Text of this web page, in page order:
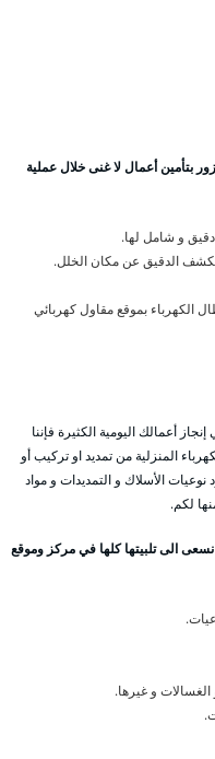
بتأمين أعمال لا غنى خلال عملية
و شامل لها.
الدقيق عن مكان الخلل.
الكهرباء بموقع مقاول كهربائي
أعمالك اليومية الكثيرة فإننا
المنزلية من تمديد او تركيب أو
الأسلاك و التمديدات و مواد
لكم.
نسعى الى تلبيتها كلها في مركز وموقع
الغسالات و غيرها.